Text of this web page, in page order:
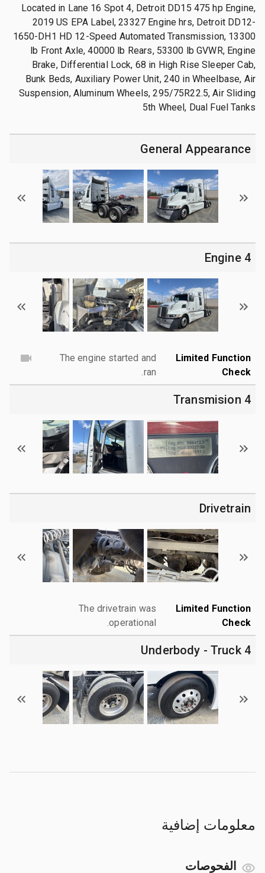
Located in Lane 16 Spot 4, Detroit DD15 475 hp Engine,
2019 US EPA Label, 23327 Engine hrs, Detroit DD12-
1650-DH1 HD 12-Speed Automated Transmission, 13300
lb Front Axle, 40000 lb Rears, 53300 lb GVWR, Engine
Brake, Differential Lock, 68 in High Rise Sleeper Cab,
Bunk Beds, Auxiliary Power Unit, 240 in Wheelbase, Air
Suspension, Aluminum Wheels, 295/75R22.5, Air Sliding
5th Wheel, Dual Fuel Tanks
General Appearance
4 Engine
Limited Function
Check
The engine started and
ran.
4 Transmision
Drivetrain
Limited Function
Check
The drivetrain was
operational.
4 Underbody - Truck
معلومات إضافية
الفحوصات